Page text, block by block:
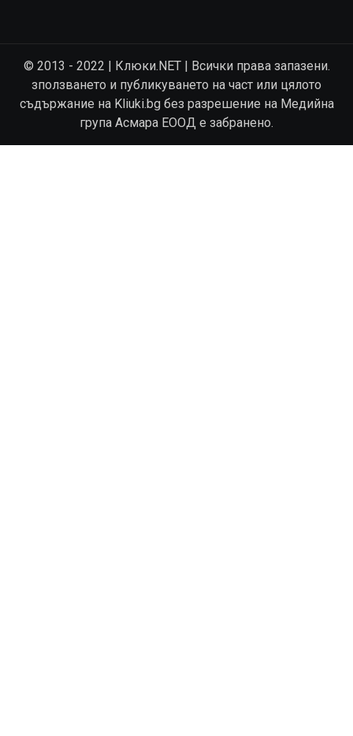
© 2013 - 2022 | Клюки.NET | Всички права запазени.
зползването и публикуването на част или цялото
съдържание на Kliuki.bg без разрешение на Медийна
група Асмара ЕООД е забранено.